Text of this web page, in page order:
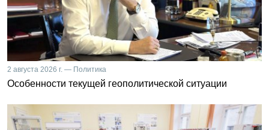
2 августа 2026 г. — Политика
Особенности текущей геополитической ситуации